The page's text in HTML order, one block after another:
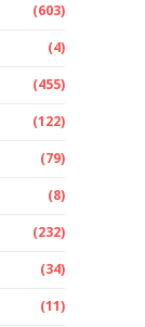
(603)
(4)
(455)
(122)
(79)
(8)
(232)
(34)
(11)